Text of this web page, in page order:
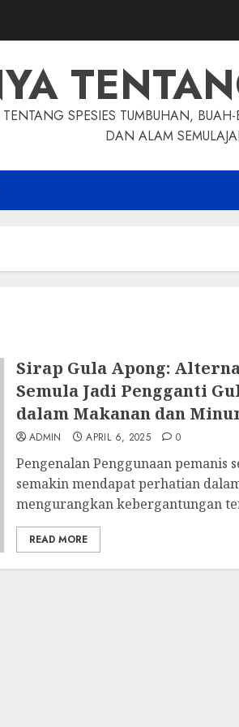
SPESIES TUMBUHAN,
DAN ALAM
Sirap Gula Apong:
Semula Jadi Pengganti
dalam Makanan dan
ADMIN APRIL 6, 2025 0
Pengenalan Penggunaan pemanis
semakin mendapat perhatian
mengurangkan kebergantungan
READ MORE